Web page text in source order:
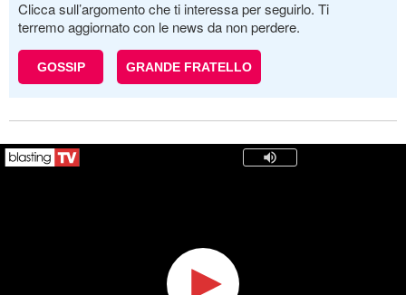
Clicca sull’argomento che ti interessa per seguirlo. Ti
terremo aggiornato con le news da non perdere.
GOSSIP GRANDE FRATELLO